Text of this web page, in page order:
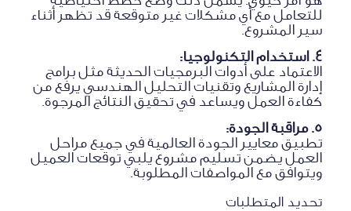
للتعامل مع أي مشكلات غير متوقعة قد تظهر أثناء
سير المشروع.
4. استخدام التكنولوجيا:
الاعتماد على أدوات البرمجيات الحديثة مثل برامج
إدارة المشاريع وتقنيات التحليل الهندسي يرفع من
كفاءة العمل ويساعد في تحقيق النتائج المرجوة.
5. مراقبة الجودة:
تطبيق معايير الجودة العالمية في جميع مراحل
العمل يضمن تسليم مشروع يلبي توقعات العميل
ويتوافق مع المواصفات المطلوبة.
تحديد المتطلبات